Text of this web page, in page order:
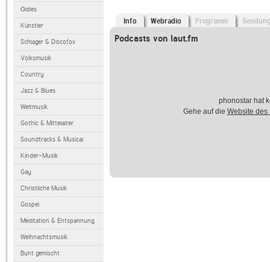
Oldies
Künstler
Schlager & Discofox
Volksmusik
Country
Jazz & Blues
Weltmusik
Gothic & Mittelalter
Soundtracks & Musical
Kinder-Musik
Gay
Christliche Musik
Gospel
Meditation & Entspannung
Weihnachtsmusik
Bunt gemischt
Info Webradio Programm
Podcasts von laut.fm
phonostar hat
Gehe auf die Website des